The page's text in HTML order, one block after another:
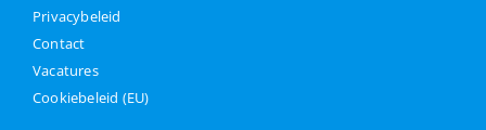
Privacybeleid
Contact
Vacatures
Cookiebeleid (EU)